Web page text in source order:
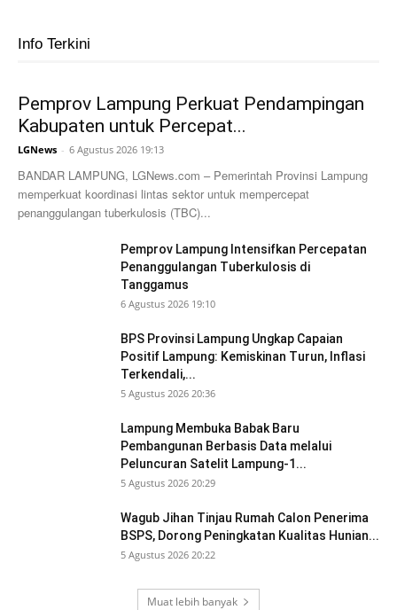
Info Terkini
Pemprov Lampung Perkuat Pendampingan
Kabupaten untuk Percepat...
LGNews - 6 Agustus 2026 19:13
BANDAR LAMPUNG, LGNews.com – Pemerintah Provinsi Lampung
memperkuat koordinasi lintas sektor untuk mempercepat
penanggulangan tuberkulosis (TBC)...
Pemprov Lampung Intensifkan Percepatan
Penanggulangan Tuberkulosis di
Tanggamus
6 Agustus 2026 19:10
BPS Provinsi Lampung Ungkap Capaian
Positif Lampung: Kemiskinan Turun, Inflasi
Terkendali,...
5 Agustus 2026 20:36
Lampung Membuka Babak Baru
Pembangunan Berbasis Data melalui
Peluncuran Satelit Lampung-1...
5 Agustus 2026 20:29
Wagub Jihan Tinjau Rumah Calon Penerima
BSPS, Dorong Peningkatan Kualitas Hunian...
5 Agustus 2026 20:22
Muat lebih banyak